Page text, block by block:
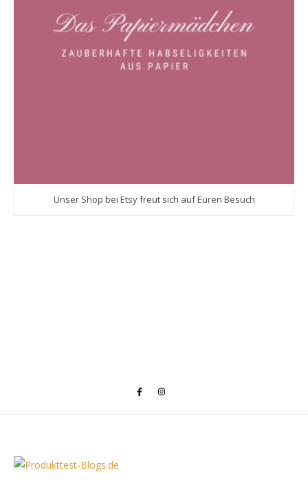
Unser Shop bei Etsy freut sich auf Euren Besuch